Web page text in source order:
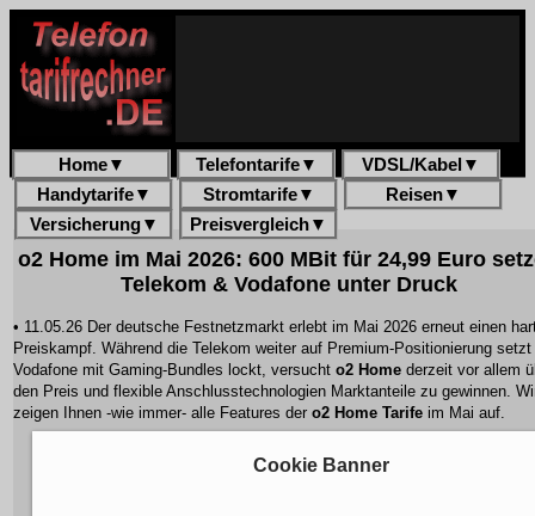
Home▼ Telefontarife▼ VDSL/Kabel ▼
Handytarife▼ Stromtarife▼ Reisen▼
Versicherung▼ Preisvergleich▼
o2 Home im Mai 2026: 600 MBit für 24,99 Euro
Telekom & Vodafone unter Druck
• 11.05.26 Der deutsche Festnetzmarkt erlebt im Mai 2026 erneut einen
Preiskampf. Während die Telekom weiter auf Premium-Positionierung setzt
Vodafone mit Gaming-Bundles lockt, versucht o2 Home derzeit vor allem
den Preis und flexible Anschlusstechnologien Marktanteile zu gewinnen.
zeigen Ihnen -wie immer- alle Features der o2 Home Tarife im Mai auf.
Cookie Banner